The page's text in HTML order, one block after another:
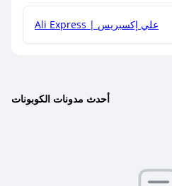
Ali Express | علي إكسبريس
أحدث مدونات الكوبونات